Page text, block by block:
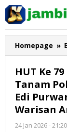
Lewati
konten
Homepage »
HUT Ke
Tanam
Edi
Warisan
24 Jan 2026 -